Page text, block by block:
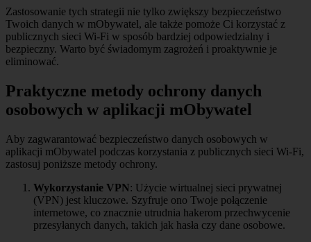
Zastosowanie tych strategii nie tylko zwiększy bezpieczeństwo
Twoich danych w mObywatel, ale także pomoże Ci korzystać z
publicznych sieci Wi-Fi w sposób bardziej odpowiedzialny i
bezpieczny. Warto być świadomym zagrożeń i proaktywnie je
eliminować.
Praktyczne metody ochrony danych
osobowych w aplikacji mObywatel
Aby zagwarantować bezpieczeństwo danych osobowych w
aplikacji mObywatel podczas korzystania z publicznych sieci Wi-Fi,
zastosuj poniższe metody ochrony.
Wykorzystanie VPN: Użycie wirtualnej sieci prywatnej
(VPN) jest kluczowe. Szyfruje ono Twoje połączenie
internetowe, co znacznie utrudnia hakerom przechwycenie
przesyłanych danych, takich jak hasła czy dane osobowe.